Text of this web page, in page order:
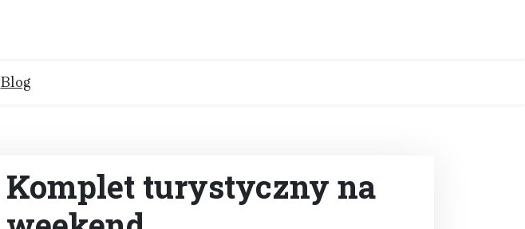
Blog
Komplet turystyczny na